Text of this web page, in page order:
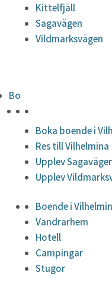
Kittelfjäll
Sagavägen
Vildmarksvägen
Bo
Boka boende i
Res till Vilhelmina
Upplev
Upplev
Boende i
Vandrarhem
Hotell
Campingar
Stugor